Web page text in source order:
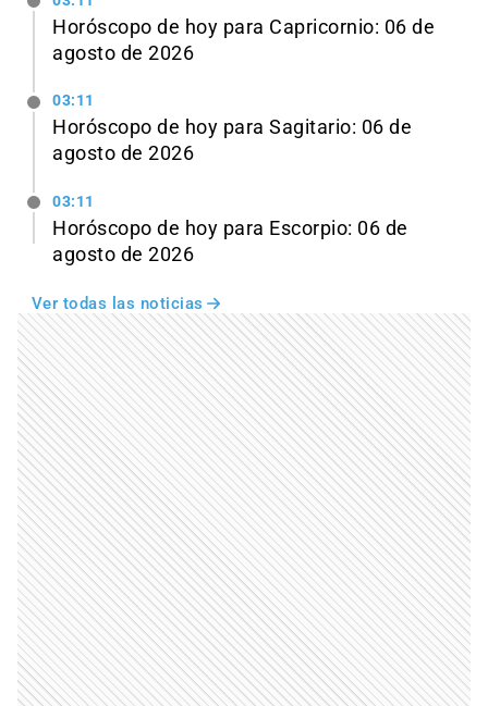
Horóscopo de hoy para Capricornio: 06 de
agosto de 2026
03:11
Horóscopo de hoy para Sagitario: 06 de
agosto de 2026
03:11
Horóscopo de hoy para Escorpio: 06 de
agosto de 2026
Ver todas las noticias